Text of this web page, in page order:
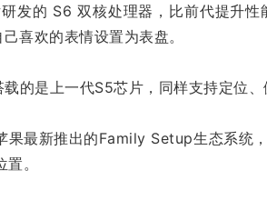
发的 S6 双核处理器，比前代提升
喜欢的表情设置为表盘。
的是上一代S5芯片，同样支持定位、
果最新推出的Family Setup生态系统
。